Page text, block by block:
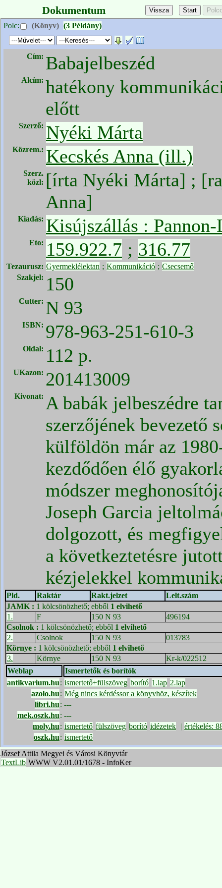
Dokumentum
Polc: (Könyv) (3 Példány)
Cím: Babajelbeszéd
Alcím: hatékony
előtt
Szerző: Nyéki Márta
Közrem.: Kecskés Anna (ill.)
Szerz.
közl: [írta Nyéki Márta] ;
Anna]
Kiadás: Kisújszállás :
Eto: 159.922.7 ; 316.77
Tezaurusz: Gyermeklélektan ; Kommunikáció ; Csecsemő
Szakjel: 150
Cutter: N 93
ISBN: 978-963-251-610-3
Oldal: 112 p.
UKazon: 201413009
Kivonat: A babák jelbeszédre
szerzőjének bevezető
külföldön már az
kezdődően élő
módszer
Joseph Garcia
dolgozott, és
a következtetésre
kézjelekkel
Pld. Raktár Rakt.jelzet
Lelt.szám
JAMK : 1 kölcsönözhető; ebből 1 elvihető
1.
F 150 N 93
496194
Csolnok : 1 kölcsönözhető; ebből 1 elvihető
2.
Csolnok 150 N 93
013783
Környe : 1 kölcsönözhető; ebből 1 elvihető
3.
Környe 150 N 93
Kr-k/022512
Weblap
Ismertetők és borítók
antikvarium.hu: ismertető+fülszöveg borító 1.lap 2.lap
azolo.hu: Még nincs kérdéssor a könyvhöz, készítek
libri.hu: ---
mek.oszk.hu: ---
moly.hu: ismertető fülszöveg borító idézetek | értékelés:
oszk.hu: ismertető
József Attila Megyei és Városi Könyvtár
TextLib WWW V2.01.01/1678 - InfoKer